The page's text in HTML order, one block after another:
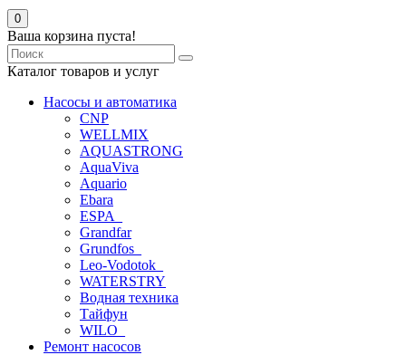
0
Ваша корзина пуста!
Каталог товаров и услуг
Насосы и автоматика
CNP
WELLMIX
AQUASTRONG
AquaViva
Aquario
Ebara
ESPA_
Grandfar
Grundfos_
Leo-Vodotok_
WATERSTRY
Водная техника
Тайфун
WILO_
Ремонт насосов